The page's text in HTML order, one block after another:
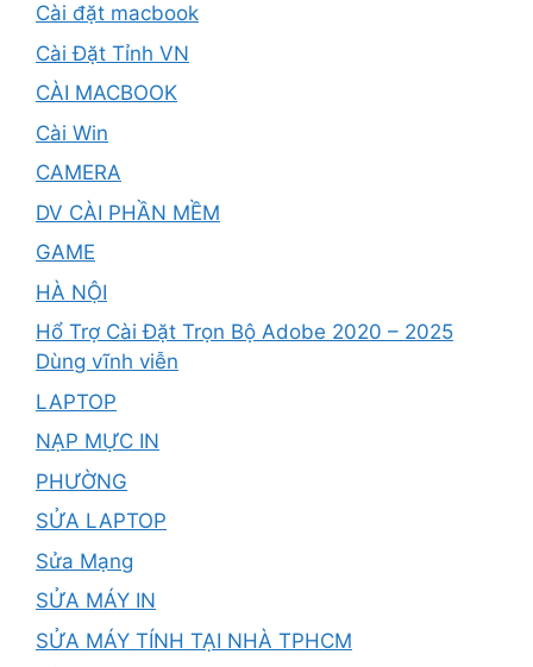
Cài đặt macbook
Cài Đặt Tỉnh VN
CÀI MACBOOK
Cài Win
CAMERA
DV CÀI PHẦN MỀM
GAME
HÀ NỘI
Hổ Trợ Cài Đặt Trọn Bộ Adobe 2020 – 2025
Dùng vĩnh viễn
LAPTOP
NẠP MỰC IN
PHƯỜNG
SỬA LAPTOP
Sửa Mạng
SỬA MÁY IN
SỬA MÁY TÍNH TẠI NHÀ TPHCM